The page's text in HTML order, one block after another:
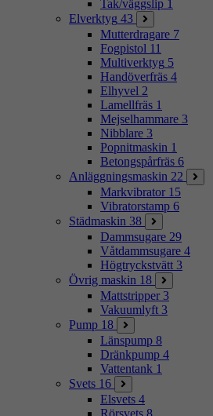
Tak/väggslip 1
Elverktyg 43
Mutterdragare 7
Fogpistol 11
Multiverktyg 5
Handöverfräs 4
Elhyvel 2
Lamellfräs 1
Mejselhammare 3
Nibblare 3
Popnitmaskin 1
Betongspårfräs 6
Anläggningsmaskin 22
Markvibrator 15
Vibratorstamp 6
Städmaskin 38
Dammsugare 29
Våtdammsugare 4
Högtryckstvätt 3
Övrig maskin 18
Mattstripper 3
Vakuumlyft 3
Pump 18
Länspump 8
Dränkpump 4
Vattentank 1
Svets 16
Elsvets 4
Rörsvets 8